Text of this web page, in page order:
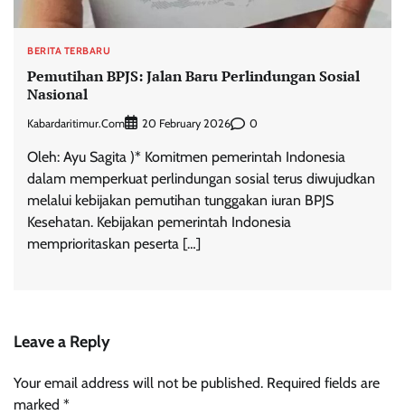
BERITA TERBARU
Pemutihan BPJS: Jalan Baru Perlindungan Sosial
Nasional
Kabardaritimur.com 20 February 2026 0
Oleh: Ayu Sagita )* Komitmen pemerintah Indonesia
dalam memperkuat perlindungan sosial terus diwujudkan
melalui kebijakan pemutihan tunggakan iuran BPJS
Kesehatan. Kebijakan pemerintah Indonesia
memprioritaskan peserta […]
Leave a Reply
Your email address will not be published. Required fields are
marked *